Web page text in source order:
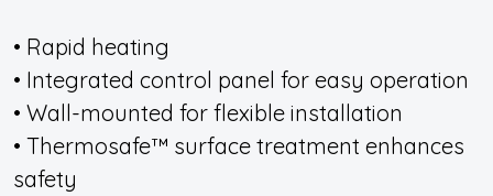
• Rapid heating
• Integrated control panel for easy operation
• Wall-mounted for flexible installation
• Thermosafe™ surface treatment enhances
safety